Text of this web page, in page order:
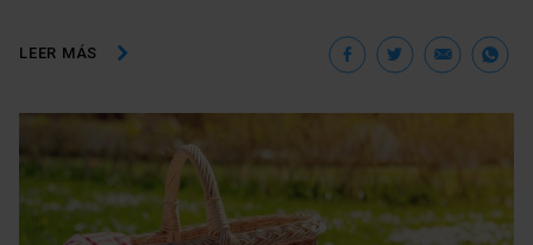
LEER MÁS Facebook
Twitter